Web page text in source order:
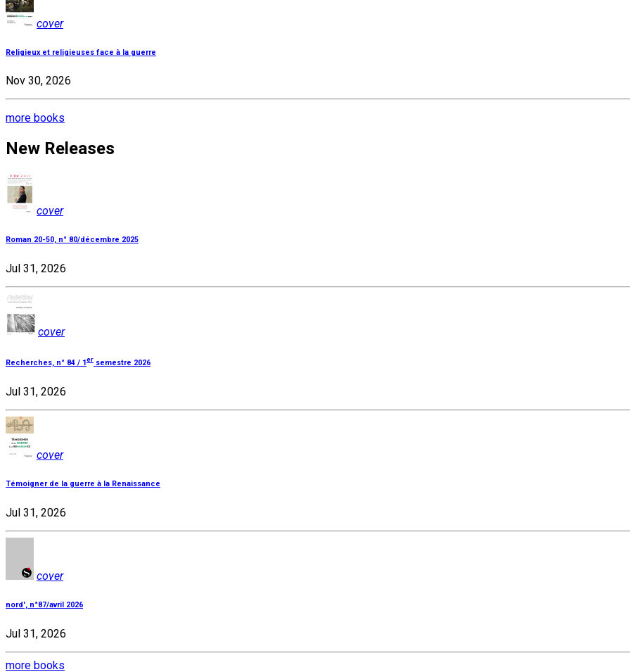
cover
Religieux et religieuses face à la guerre
Nov 30, 2026
more books
New Releases
cover
Roman 20-50, n° 80/décembre 2025
Jul 31, 2026
cover
Recherches, n° 84 / 1er semestre 2026
Jul 31, 2026
cover
Témoigner de la guerre à la Renaissance
Jul 31, 2026
cover
nord', n°87/avril 2026
Jul 31, 2026
more books